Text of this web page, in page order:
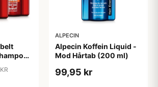
ALPECIN
Alpecin Koffein Liquid -
Mod Hårtab (200 ml)
99,95 kr